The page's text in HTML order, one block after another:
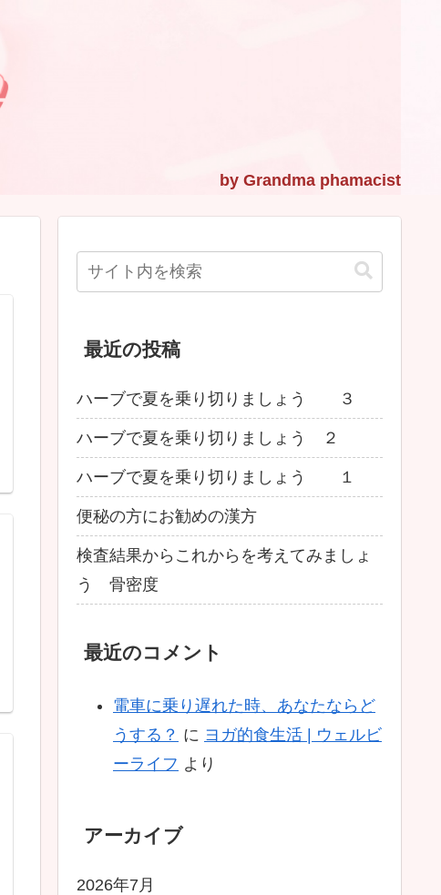
最近の投稿
ハーブで夏を乗り切りましょう ３
ハーブで夏を乗り切りましょう ２
ハーブで夏を乗り切りましょう １
便秘の方にお勧めの漢方
検査結果からこれからを考えてみましょ
う 骨密度
最近のコメント
電車に乗り遅れた時、あなたならど
うする？ に ヨガ的食生活 | ウェルビ
ーライフ より
アーカイブ
2026年7月